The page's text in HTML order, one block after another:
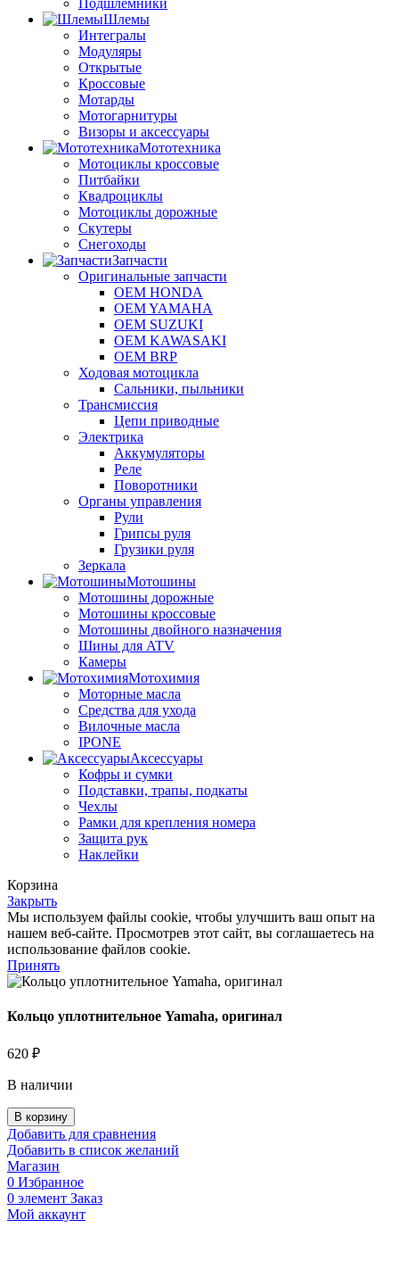
Шлемы
Интегралы
Модуляры
Открытые
Кроссовые
Мотарды
Мотогарнитуры
Визоры и аксессуары
Мототехника
Мотоциклы кроссовые
Питбайки
Квадроциклы
Мотоциклы дорожные
Скутеры
Снегоходы
Запчасти
Оригинальные запчасти
OEM HONDA
OEM YAMAHA
OEM SUZUKI
OEM KAWASAKI
OEM BRP
Ходовая мотоцикла
Сальники, пыльники
Трансмиссия
Цепи приводные
Электрика
Аккумуляторы
Реле
Поворотники
Органы управления
Рули
Грипсы руля
Грузики руля
Зеркала
Мотошины
Мотошины дорожные
Мотошины кроссовые
Мотошины двойного назначения
Шины для ATV
Камеры
Мотохимия
Моторные масла
Средства для ухода
Вилочные масла
IPONE
Аксессуары
Кофры и сумки
Подставки, трапы, подкаты
Чехлы
Рамки для крепления номера
Защита рук
Наклейки
Корзина
Закрыть
Мы используем файлы cookie, чтобы улучшить ваш опыт на
нашем веб-сайте. Просмотрев этот сайт, вы соглашаетесь на
использование файлов cookie.
Принять
Кольцо уплотнительное Yamaha, оригинал
620 ₽
В наличии
Количество
товара
Кольцо
уплотнительное
Yamaha,
оригинал
В корзину
Добавить для сравнения
Добавить в список желаний
Магазин
0 Избранное
0 элемент Заказ
Мой аккаунт